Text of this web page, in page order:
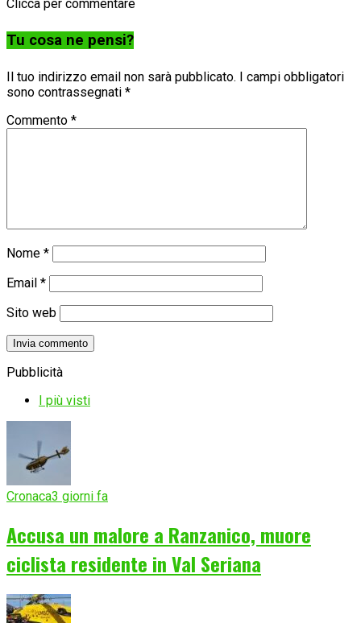
Clicca per commentare
Tu cosa ne pensi?
Il tuo indirizzo email non sarà pubblicato. I campi obbligatori
sono contrassegnati *
Commento *
Nome *
Email *
Sito web
Pubblicità
I più visti
Cronaca3 giorni fa
Accusa un malore a Ranzanico, muore
ciclista residente in Val Seriana